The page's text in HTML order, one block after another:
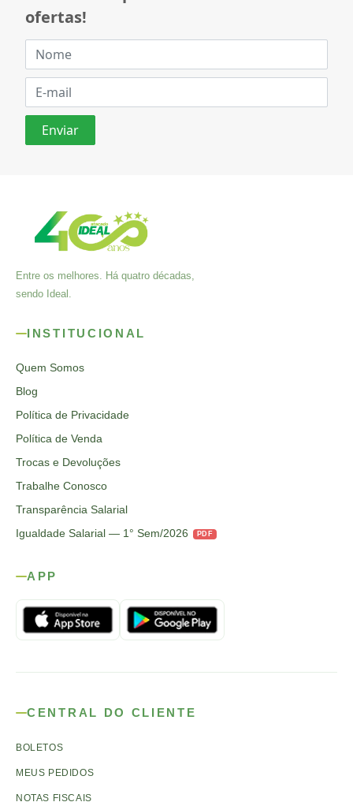
ofertas!
Entre os melhores. Há quatro décadas,
sendo Ideal.
INSTITUCIONAL
Quem Somos
Blog
Política de Privacidade
Política de Venda
Trocas e Devoluções
Trabalhe Conosco
Transparência Salarial
Igualdade Salarial — 1° Sem/2026
PDF
APP
CENTRAL DO CLIENTE
BOLETOS
MEUS PEDIDOS
NOTAS FISCAIS